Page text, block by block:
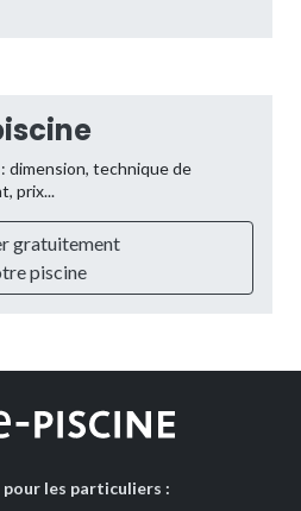
dimension, technique de
prix...
gratuitement
piscine
pour les particuliers :